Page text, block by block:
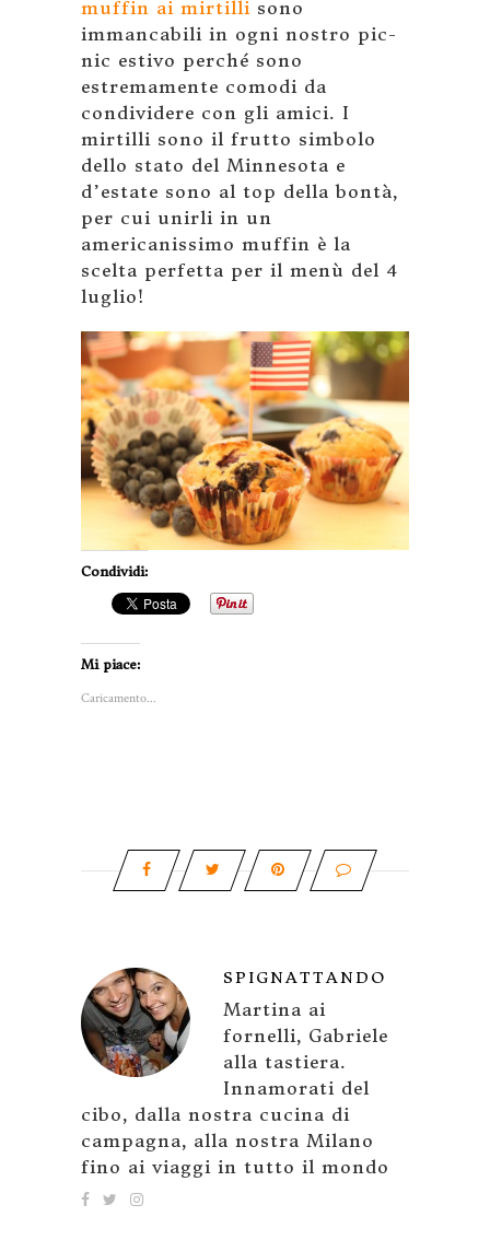
muffin ai mirtilli sono
immancabili in ogni nostro pic-
nic estivo perché sono
estremamente comodi da
condividere con gli amici. I
mirtilli sono il frutto simbolo
dello stato del Minnesota e
d’estate sono al top della bontà,
per cui unirli in un
americanissimo muffin è la
scelta perfetta per il menù del 4
luglio!
Condividi:
Mi piace:
Caricamento...
SPIGNATTANDO
Martina ai
fornelli, Gabriele
alla tastiera.
Innamorati del
cibo, dalla nostra cucina di
campagna, alla nostra Milano
fino ai viaggi in tutto il mondo